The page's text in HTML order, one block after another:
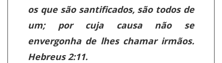
os que são santificados, são todos de
um; por cuja causa não se
envergonha de lhes chamar irmãos.
Hebreus 2:11.